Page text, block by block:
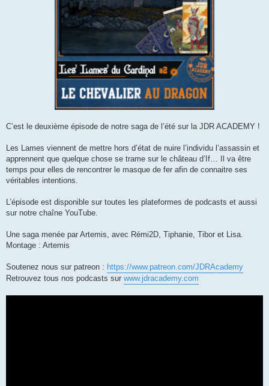
C’est le deuxième épisode de notre saga de l’été sur la JDR ACADEMY !
Les Lames viennent de mettre hors d’état de nuire l’individu l’assassin et
apprennent que quelque chose se trame sur le château d’If… Il va être
temps pour elles de rencontrer le masque de fer afin de connaitre ses
véritables intentions.
L’épisode est disponible sur toutes les plateformes de podcasts et aussi
sur notre chaîne YouTube.
Une saga menée par Artemis, avec Rémi2D, Tiphanie, Tibor et Lisa.
Montage : Artemis
Soutenez nous sur patreon : https://www.patreon.com/JDRAcademy
Retrouvez tous nos podcasts sur www.jdracademy.com